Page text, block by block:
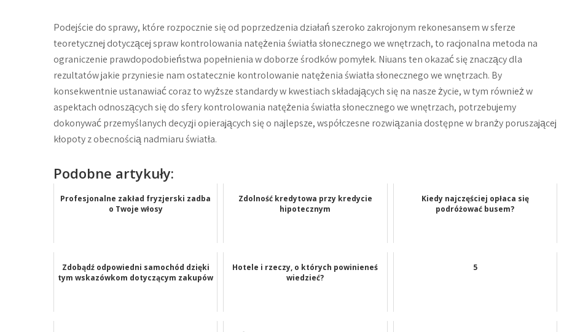
Podejście do sprawy, które rozpocznie się od poprzedzenia działań szeroko zakrojonym rekonesansem w sferze
teoretycznej dotyczącej spraw kontrolowania natężenia światła słonecznego we wnętrzach, to racjonalna metoda na
ograniczenie prawdopodobieństwa popełnienia w doborze środków pomyłek. Niuans ten okazać się znaczący dla
rezultatów jakie przyniesie nam ostatecznie kontrolowanie natężenia światła słonecznego we wnętrzach. By
konsekwentnie ustanawiać coraz to wyższe standardy w kwestiach składających się na nasze życie, w tym również w
aspektach odnoszących się do sfery kontrolowania natężenia światła słonecznego we wnętrzach, potrzebujemy
dokonywać przemyślanych decyzji opierających się o najlepsze, współczesne rozwiązania dostępne w branży poruszającej
kłopoty z obecnością nadmiaru światła.
Podobne artykuły:
Profesjonalne zakład fryzjerski zadba
o Twoje włosy
Zdolność kredytowa przy kredycie
hipotecznym
Kiedy najczęściej opłaca się
podróżować busem?
Zdobądź odpowiedni samochód dzięki
tym wskazówkom dotyczącym zakupów
Hotele i rzeczy, o których powinieneś
wiedzieć?
5